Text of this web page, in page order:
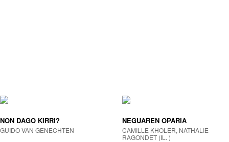
NON DAGO KIRRI?
GUIDO VAN GENECHTEN
NEGUAREN OPARIA
CAMILLE KHOLER, NATHALIE
RAGONDET (IL. )